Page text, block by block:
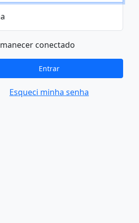
conectado
Entrar
Esqueci minha senha